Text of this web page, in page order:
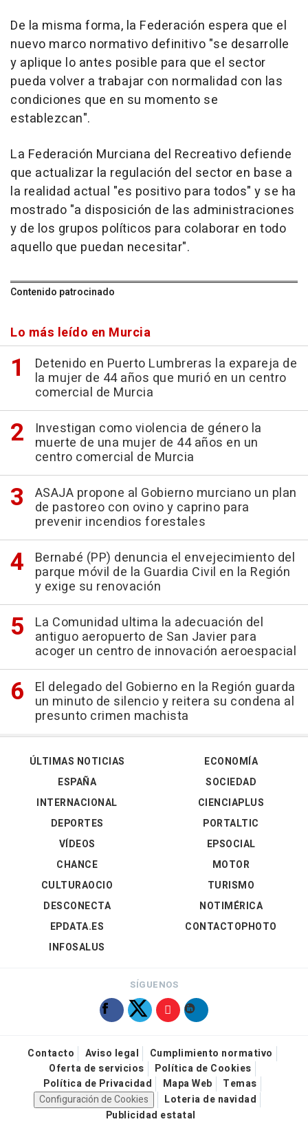
De la misma forma, la Federación espera que el
nuevo marco normativo definitivo "se desarrolle
y aplique lo antes posible para que el sector
pueda volver a trabajar con normalidad con las
condiciones que en su momento se
establezcan".
La Federación Murciana del Recreativo defiende
que actualizar la regulación del sector en base a
la realidad actual "es positivo para todos" y se ha
mostrado "a disposición de las administraciones
y de los grupos políticos para colaborar en todo
aquello que puedan necesitar".
Contenido patrocinado
Lo más leído en Murcia
Detenido en Puerto Lumbreras la expareja de
la mujer de 44 años que murió en un centro
comercial de Murcia
Investigan como violencia de género la
muerte de una mujer de 44 años en un
centro comercial de Murcia
ASAJA propone al Gobierno murciano un plan
de pastoreo con ovino y caprino para
prevenir incendios forestales
Bernabé (PP) denuncia el envejecimiento del
parque móvil de la Guardia Civil en la Región
y exige su renovación
La Comunidad ultima la adecuación del
antiguo aeropuerto de San Javier para
acoger un centro de innovación aeroespacial
El delegado del Gobierno en la Región guarda
un minuto de silencio y reitera su condena al
presunto crimen machista
ÚLTIMAS NOTICIAS
ESPAÑA
INTERNACIONAL
DEPORTES
VÍDEOS
ECONOMÍA
SOCIEDAD
CIENCIAPLUS
PORTALTIC
EPSOCIAL
CHANCE
CULTURAOCIO
DESCONECTA
EPDATA.ES
INFOSALUS
MOTOR
TURISMO
NOTIMÉRICA
CONTACTOPHOTO
SÍGUENOS
Contacto Aviso legal
Cumplimiento normativo
Oferta de servicios
Política de Cookies
Política de Privacidad
Mapa Web
Temas
Configuración de Cookies
Loteria de navidad
Publicidad estatal